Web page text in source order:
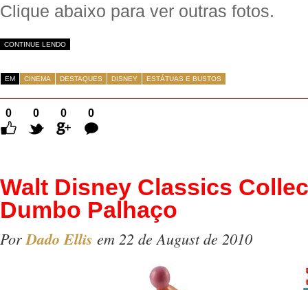
Clique abaixo para ver outras fotos.
CONTINUE LENDO
EM CINEMA DESTAQUES DISNEY ESTÁTUAS E BUSTOS
0 0 0
0
Comentários
Walt Disney Classics
Dumbo Palhaço
Por Dado Ellis em 22 de August de 2010